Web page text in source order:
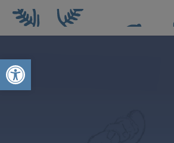
Abrir barra de herramientas